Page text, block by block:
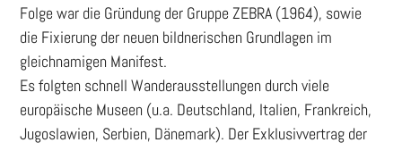
Folge war die Gründung der Gruppe ZEBRA (1964), sowie
die Fixierung der neuen bildnerischen Grundlagen im
gleichnamigen Manifest.
Es folgten schnell Wanderausstellungen durch viele
europäische Museen (u.a. Deutschland, Italien, Frankreich,
Jugoslawien, Serbien, Dänemark). Der Exklusivvertrag der